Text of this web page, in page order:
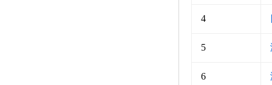
4
5
6